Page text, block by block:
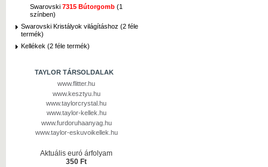
Swarovski 7315 Bútorgomb (1
színben)
Swarovski Kristályok világításhoz (2 féle
termék)
Kellékek (2 féle termék)
TAYLOR TÁRSOLDALAK
www.flitter.hu
www.kesztyu.hu
www.taylorcrystal.hu
www.taylor-kellek.hu
www.furdoruhaanyag.hu
www.taylor-eskuvoikellek.hu
Aktuális euró árfolyam
350 Ft